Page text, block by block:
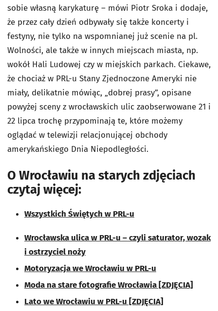
sobie własną karykaturę – mówi Piotr Sroka i dodaje,
że przez cały dzień odbywały się także koncerty i
festyny, nie tylko na wspomnianej już scenie na pl.
Wolności, ale także w innych miejscach miasta, np.
wokół Hali Ludowej czy w miejskich parkach. Ciekawe,
że chociaż w PRL-u Stany Zjednoczone Ameryki nie
miały, delikatnie mówiąc, „dobrej prasy”, opisane
powyżej sceny z wrocławskich ulic zaobserwowane 21 i
22 lipca trochę przypominają te, które możemy
oglądać w telewizji relacjonującej obchody
amerykańskiego Dnia Niepodległości.
O Wrocławiu na starych zdjęciach
czytaj więcej:
Wszystkich Świętych w PRL-u
Wrocławska ulica w PRL-u – czyli saturator, wozak
i ostrzyciel noży
Motoryzacja we Wrocławiu w PRL-u
Moda na stare fotografie Wrocławia [ZDJĘCIA]
Lato we Wrocławiu w PRL-u [ZDJĘCIA]